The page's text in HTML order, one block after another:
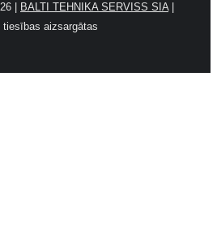
| BALTI TEHNIKA SERVISS SIA|
tiesības aizsargātas